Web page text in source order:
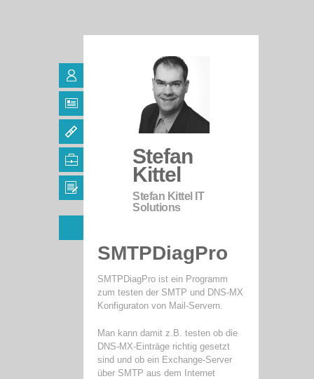
Stefan
Kittel
Stefan Kittel IT
Solutions
SMTPDiagPro
SMTPDiagPro ist ein Programm
zum testen der SMTP und DNS-MX
Konfiguraton von Mail-Servern.
Man kann damit z.B. testen ob die
DNS-MX-Einträge richtig gesetzt
sind und ob ein Exchange-Server
über SMTP aus dem Internet